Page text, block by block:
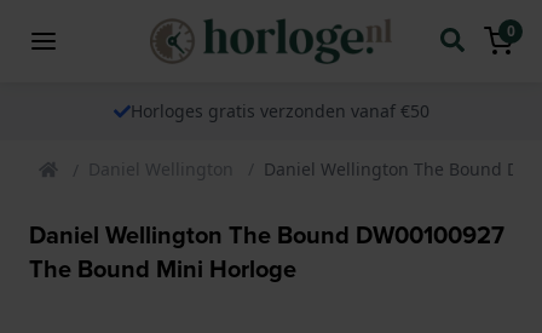
0
Horloges gratis verzonden vanaf €50
Daniel Wellington Daniel Wellington The Bound
Daniel Wellington The Bound DW00100927
The Bound Mini Horloge